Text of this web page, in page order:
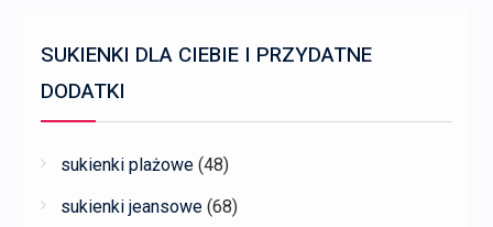
SUKIENKI DLA CIEBIE I PRZYDATNE
DODATKI
sukienki plażowe (48)
sukienki jeansowe (68)